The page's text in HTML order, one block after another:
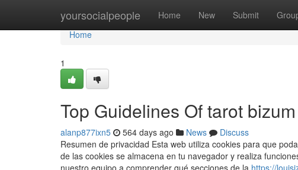
yoursocialpeople Home New Submit
Home
Home
1
Top Guidelines Of tarot
alanp877ixn5 564 days ago News
Discuss
Resumen de privacidad Esta web utiliza cookies para que
de las cookies se almacena en tu navegador y realiza
nuestro equipo a comprender qué secciones de la https://